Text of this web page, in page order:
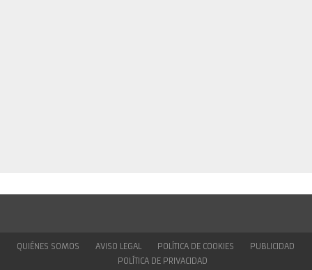
QUIÉNES SOMOS AVISO LEGAL POLÍTICA DE COOKIES
PUBLICIDAD
POLÍTICA DE PRIVACIDAD